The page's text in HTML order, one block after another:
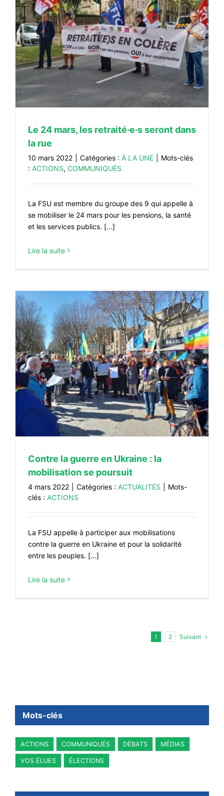
Le 24 mars, les retraité·e·s seront dans
la rue
10 mars 2022 Catégories : À LA UNE
Mots-clés
: ACTIONS, COMMUNIQUÉS
La FSU est membre du groupe des 9 qui appelle à
se mobiliser le 24 mars pour les pensions, la santé
et les services publics. […]
Lire la suite
Contre la guerre en Ukraine : la
mobilisation se poursuit
4 mars 2022 Catégories : ACTUALITÉS
Mots-
clés : ACTIONS
La FSU appelle à participer aux mobilisations
contre la guerre en Ukraine et pour la solidarité
entre les peuples. […]
Lire la suite
1 2 Suivant
Mots-clés
ACTIONS COMMUNIQUÉS DÉBATS MÉDIAS
VOS ÉLUES ÉLECTIONS